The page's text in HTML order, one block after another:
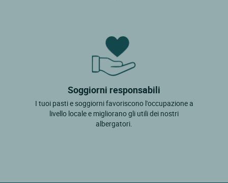
Soggiorni responsabili
I tuoi pasti e soggiorni favoriscono l'occupazione a
livello locale e migliorano gli utili dei nostri
albergatori.